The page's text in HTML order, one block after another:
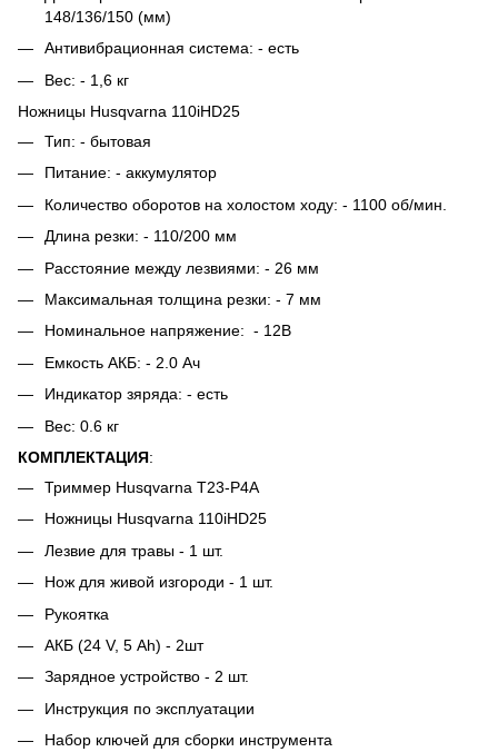
148/136/150 (мм)
Антивибрационная система: - есть
Вес: - 1,6 кг
Ножницы Husqvarna 110iHD25
Тип: - бытовая
Питание: - аккумулятор
Количество оборотов на холостом ходу: - 1100 об/мин.
Длина резки: - 110/200 мм
Расстояние между лезвиями: - 26 мм
Максимальная толщина резки: - 7 мм
Номинальное напряжение: - 12В
Емкость АКБ: - 2.0 Ач
Индикатор зяряда: - есть
Вес: 0.6 кг
КОМПЛЕКТАЦИЯ:
Триммер Husqvarna T23-P4A
Ножницы Husqvarna 110iHD25
Лезвие для травы - 1 шт.
Нож для живой изгороди - 1 шт.
Рукоятка
АКБ (24 V, 5 Ah) - 2шт
Зарядное устройство - 2 шт.
Инструкция по эксплуатации
Набор ключей для сборки инструмента